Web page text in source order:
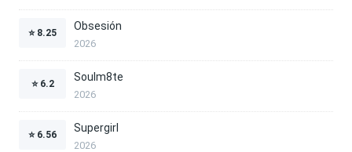
⭐ 8.25
Obsesión
2026
⭐ 6.2
Soulm8te
2026
⭐ 6.56
Supergirl
2026